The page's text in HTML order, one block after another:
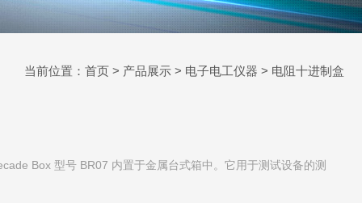
当前位置： 首页 > 产品展示 > 电子电工仪器 > 电阻十进制盒
Box 型号 BR07 内置于金属台式箱中。它用于测试设备的测